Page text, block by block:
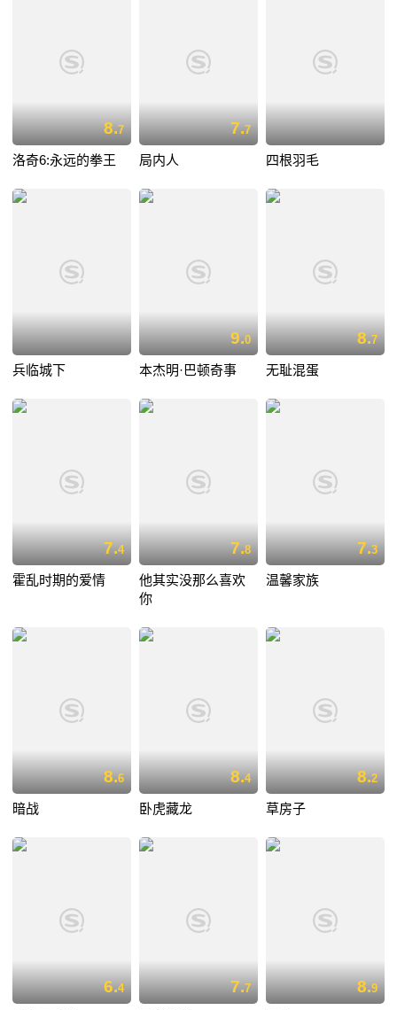
8.7
洛奇6:永远的拳王
7.7
局内人 四根羽毛
兵临城下
9.0
本杰明·巴顿奇事
8.7
无耻混蛋
7.4
霍乱时期的爱情
7.8
他其实没那么喜欢
你
7.3
温馨家族
8.6
暗战
8.4
卧虎藏龙
8.2
草房子
6.4 7.7 8.9